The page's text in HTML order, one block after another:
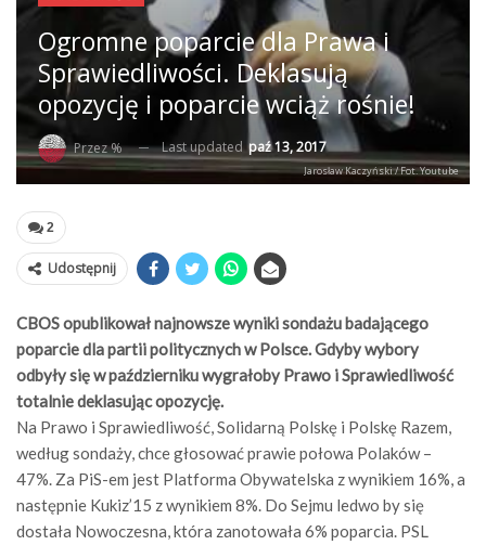
Ogromne poparcie dla Prawa i
Sprawiedliwości. Deklasują
opozycję i poparcie wciąż rośnie!
Przez % Last updatedpaź 13, 2017
Jarosław Kaczyński / Fot. Youtube
2
Udostępnij
CBOS opublikował najnowsze wyniki sondażu badającego
poparcie dla partii politycznych w Polsce. Gdyby wybory
odbyły się w październiku wygrałoby Prawo i Sprawiedliwość
totalnie deklasując opozycję.
Na Prawo i Sprawiedliwość, Solidarną Polskę i Polskę Razem,
według sondaży, chce głosować prawie połowa Polaków –
47%. Za PiS-em jest Platforma Obywatelska z wynikiem 16%, a
następnie Kukiz’15 z wynikiem 8%. Do Sejmu ledwo by się
dostała Nowoczesna, która zanotowała 6% poparcia. PSL